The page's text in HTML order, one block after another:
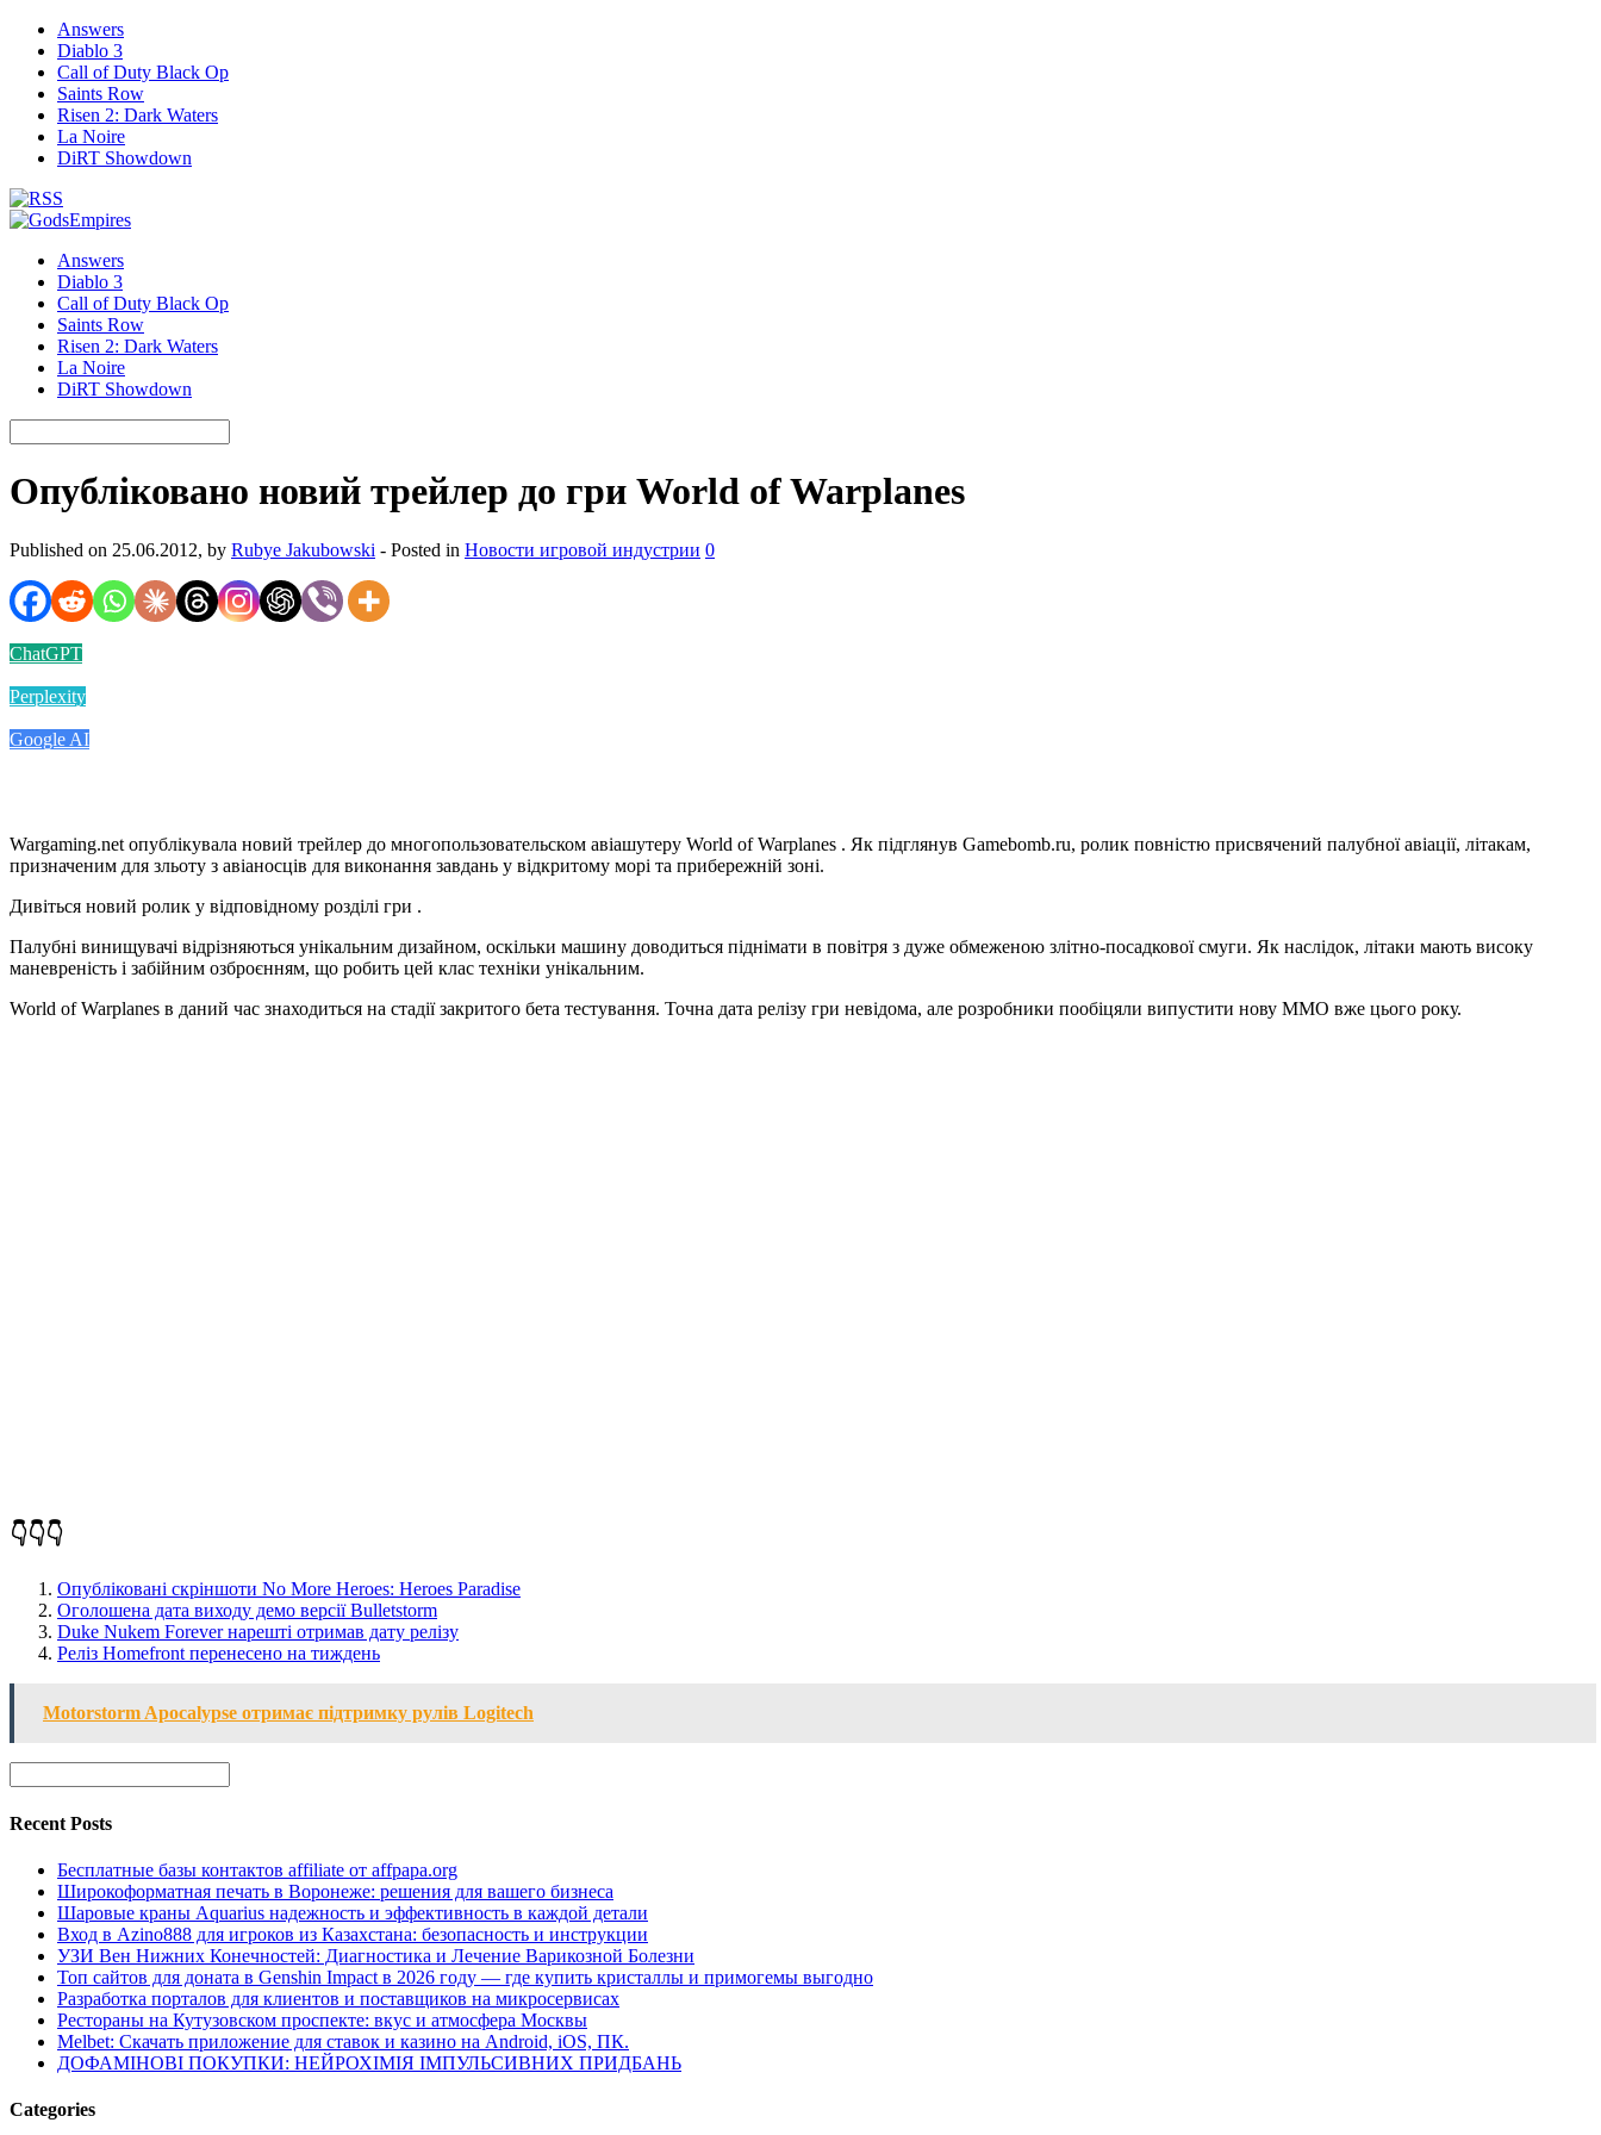
Answers
Diablo 3
Call of Duty Black Op
Saints Row
Risen 2: Dark Waters
La Noire
DiRT Showdown
Answers
Diablo 3
Call of Duty Black Op
Saints Row
Risen 2: Dark Waters
La Noire
DiRT Showdown
Опубліковано новий трейлер до гри World of Warplanes
Published on 25.06.2012, by Rubye Jakubowski - Posted in Новости игровой индустрии 0
ChatGPT
Perplexity
Google AI
Wargaming.net опублікувала новий трейлер до многопользовательском авіашутеру World of Warplanes . Як підглянув Gamebomb.ru, ролик повністю присвячений палубної авіації, літакам,
призначеним для зльоту з авіаносців для виконання завдань у відкритому морі та прибережній зоні.
Дивіться новий ролик у відповідному розділі гри .
Палубні винищувачі відрізняються унікальним дизайном, оскільки машину доводиться піднімати в повітря з дуже обмеженою злітно-посадкової смуги. Як наслідок, літаки мають високу
маневреність і забійним озброєнням, що робить цей клас техніки унікальним.
World of Warplanes в даний час знаходиться на стадії закритого бета тестування. Точна дата релізу гри невідома, але розробники пообіцяли випустити нову ММО вже цього року.
👇👇👇
Опубліковані скріншоти No More Heroes: Heroes Paradise
Оголошена дата виходу демо версії Bulletstorm
Duke Nukem Forever нарешті отримав дату релізу
Реліз Homefront перенесено на тиждень
Motorstorm Apocalypse отримає підтримку рулів Logitech
Recent Posts
Бесплатные базы контактов affiliate от affpapa.org
Широкоформатная печать в Воронеже: решения для вашего бизнеса
Шаровые краны Aquarius надежность и эффективность в каждой детали
Вход в Azino888 для игроков из Казахстана: безопасность и инструкции
УЗИ Вен Нижних Конечностей: Диагностика и Лечение Варикозной Болезни
Топ сайтов для доната в Genshin Impact в 2026 году — где купить кристаллы и примогемы выгодно
Разработка порталов для клиентов и поставщиков на микросервисах
Рестораны на Кутузовском проспекте: вкус и атмосфера Москвы
Melbet: Скачать приложение для ставок и казино на Android, iOS, ПК.
ДОФАМІНОВІ ПОКУПКИ: НЕЙРОХІМІЯ ІМПУЛЬСИВНИХ ПРИДБАНЬ
Categories